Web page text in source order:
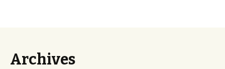
Archives